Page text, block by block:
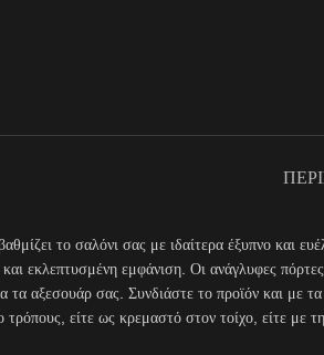
το σαλόνι σας με ιδαίτερα έξυπνο και
εκλεπτυσμένη εμφάνιση. Οι ανάγλυφες
τα αξεσουάρ σας. Συνδιάστε το προϊόν και με
είτε ως κρεμαστό στον τοίχο, είτε με